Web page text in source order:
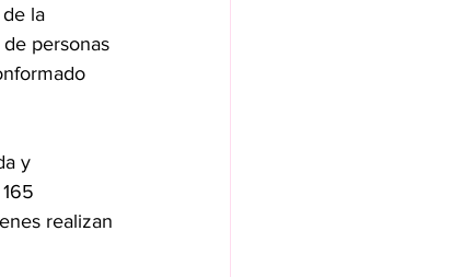
la
personas
y
realizan